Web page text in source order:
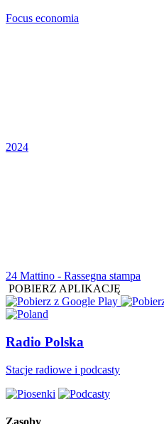
Focus economia
2024
24 Mattino - Rassegna stampa
POBIERZ APLIKACJĘ
Radio Polska
Stacje radiowe i podcasty
Zasoby